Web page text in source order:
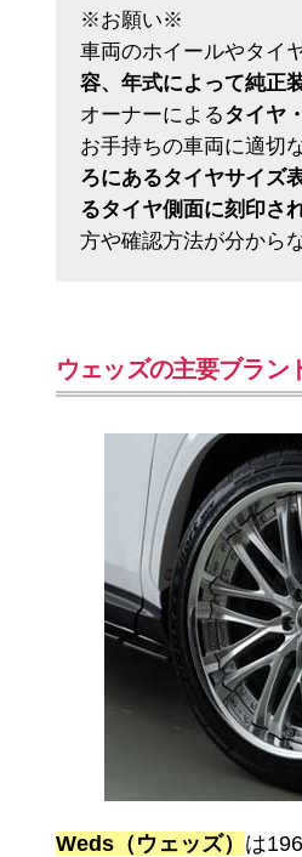
※お願い※
車両のホイールやタイ
容、年式によって純正
オーナーによるタイヤ
お手持ちの車両に適切
ろにあるタイヤサイズ
るタイヤ側面に刻印さ
方や確認方法が分から
ウェッズの主要ブラン
Weds（ウェッズ） は